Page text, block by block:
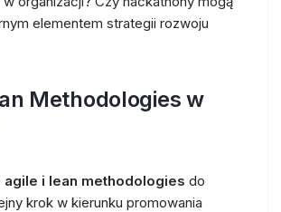
elementem strategii rozwoju
Methodologies w
agile i lean methodologies do
krok w kierunku promowania